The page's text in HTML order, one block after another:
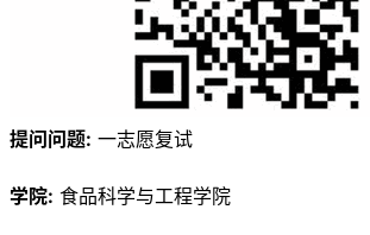
提问问题: 一志愿复试
学院: 食品科学与工程学院